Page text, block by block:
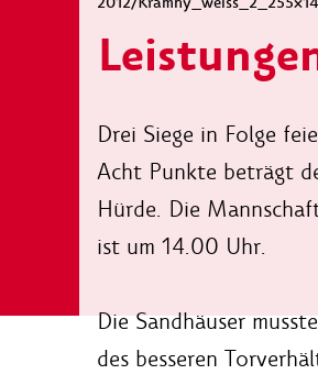
Drei Siege in Folge
Acht Punkte beträgt
Hürde. Die
ist um 14.00 Uhr.
Die Sandhäuser
des besseren